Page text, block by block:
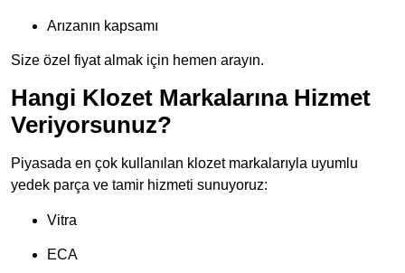
Arızanın kapsamı
Size özel fiyat almak için hemen arayın.
Hangi Klozet Markalarına Hizmet
Veriyorsunuz?
Piyasada en çok kullanılan klozet markalarıyla uyumlu
yedek parça ve tamir hizmeti sunuyoruz:
Vitra
ECA